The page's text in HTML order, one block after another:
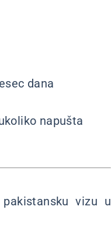
dana
napušta
vizu u